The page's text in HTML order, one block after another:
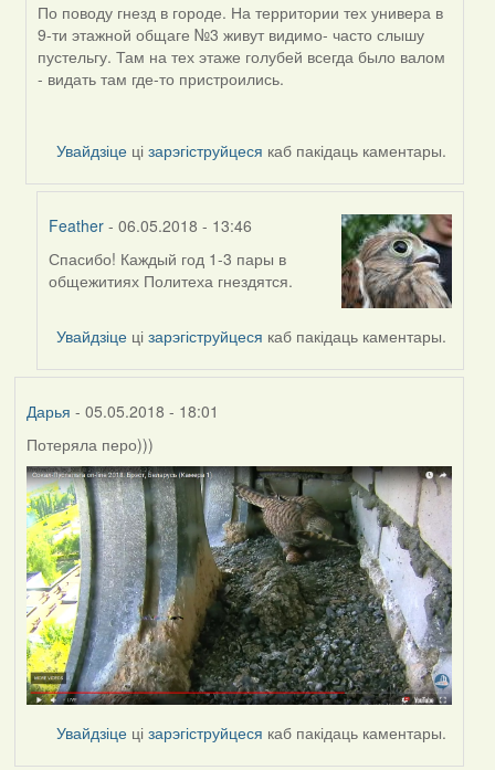
In
reply
to
by
По поводу гнезд в городе. На территории тех универа в
9-ти этажной общаге №3 живут видимо- часто слышу
пустельгу. Там на тех этаже голубей всегда было валом
- видать там где-то пристроились.
Увайдзіце цізарэгіструйцеся каб пакідаць каментары.
Feather - 06.05.2018 - 13:46
In
reply
by
(госць)
Спасибо! Каждый год 1-3 пары в
общежитиях Политеха гнездятся.
Увайдзіце цізарэгіструйцеся каб пакідаць каментары.
Дарья - 05.05.2018 - 18:01
Потеряла перо)))
Увайдзіце цізарэгіструйцеся каб пакідаць каментары.